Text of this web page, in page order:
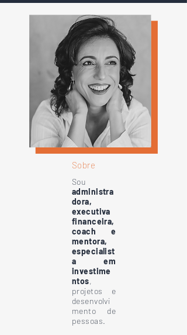
Sobre
Sou
administra
dora,
executiva
financeira,
coach e
mentora,
especialist
a em
investime
ntos,
projetos e
desenvolvi
mento de
pessoas.